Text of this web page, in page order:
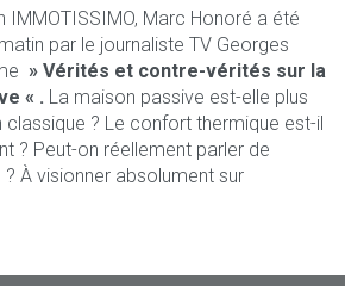
IMMOTISSIMO, Marc Honoré a été
par le journaliste TV Georges
» Vérités et contre-vérités sur la
« . La maison passive est-elle plus
classique ? Le confort thermique est-il
? Peut-on réellement parler de
À visionner absolument sur